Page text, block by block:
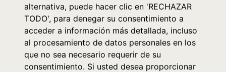
alternativa, puede hacer clic en 'RECHAZAR
TODO', para denegar su consentimiento a
acceder a información más detallada, incluso
al procesamiento de datos personales en los
que no sea necesario requerir de su
consentimiento. Si usted desea proporcionar